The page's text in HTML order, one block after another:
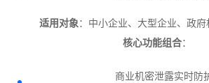
适用对象：中小企业、大型企业、政
核心功能组合：
商业机密泄露实时防